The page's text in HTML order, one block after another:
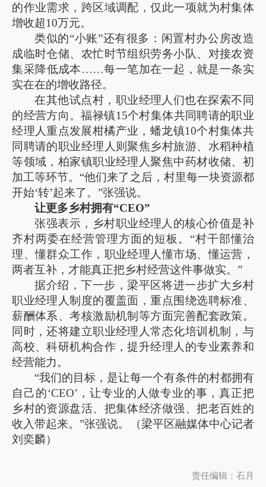
的作业需求，跨区域调配，仅此一项就为村集体
增收超10万元。
类似的“小账”还有很多：闲置村办公房改造
成临时仓储、农忙时节组织劳务小队、对接农资
集采降低成本……每一笔加在一起，就是一条实
实在在的增收路径。
在其他试点村，职业经理人们也在探索不同
的经营方向。福禄镇15个村集体共同聘请的职业
经理人重点发展柑橘产业，蟠龙镇10个村集体共
同聘请的职业经理人则聚焦乡村旅游、水稻种植
等领域，柏家镇职业经理人聚焦中药材收储、初
加工等环节。“他们来了之后，村里每一块资源都
开始‘转’起来了。”张强说。
让更多乡村拥有“CEO”
张强表示，乡村职业经理人的核心价值是补
齐村两委在经营管理方面的短板。“村干部懂治
理、懂群众工作，职业经理人懂市场、懂运营，
两者互补，才能真正把乡村经营这件事做实。”
据介绍，下一步，梁平区将进一步扩大乡村
职业经理人制度的覆盖面，重点围绕选聘标准、
薪酬体系、考核激励机制等方面完善配套政策。
同时，还将建立职业经理人常态化培训机制，与
高校、科研机构合作，提升经理人的专业素养和
经营能力。
“我们的目标，是让每一个有条件的村都拥有
自己的‘CEO’，让专业的人做专业的事，真正把
乡村的资源盘活、把集体经济做强、把老百姓的
收入带起来。”张强说。（梁平区融媒体中心记者
刘奕麟）
责任编辑：石月